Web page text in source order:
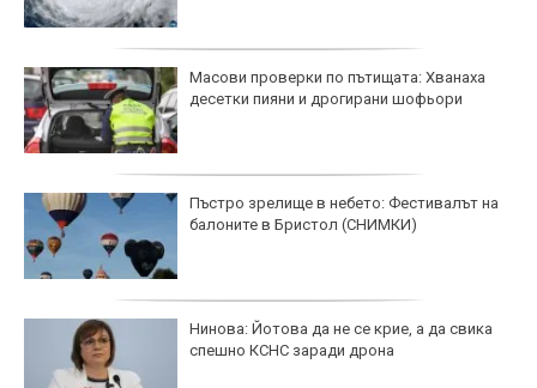
Масови проверки по пътищата: Хванаха
десетки пияни и дрогирани шофьори
Пъстро зрелище в небето: Фестивалът на
балоните в Бристол (СНИМКИ)
Нинова: Йотова да не се крие, а да свика
спешно КСНС заради дрона